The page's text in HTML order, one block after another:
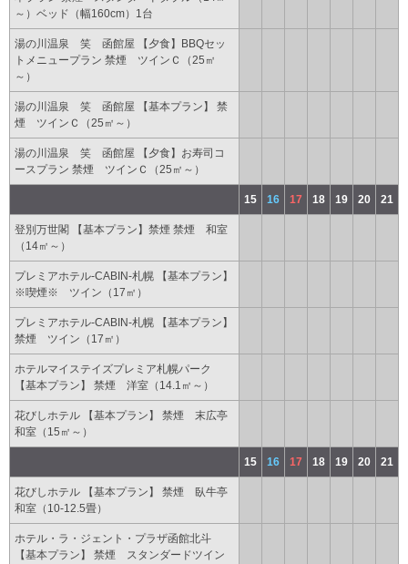
～）ベッド（幅160cm）1台
湯の川温泉 笑 函館屋 【夕食】BBQセッ
トメニュープラン 禁煙 ツインＣ（25㎡
～）
湯の川温泉 笑 函館屋 【基本プラン】 禁
煙 ツインＣ（25㎡～）
湯の川温泉 笑 函館屋 【夕食】お寿司コ
ースプラン 禁煙 ツインＣ（25㎡～）
15 16 17 18 19 20 21
登別万世閣 【基本プラン】禁煙 禁煙 和室
（14㎡～）
プレミアホテル-CABIN-札幌 【基本プラン】
※喫煙※ ツイン（17㎡）
プレミアホテル-CABIN-札幌 【基本プラン】
禁煙 ツイン（17㎡）
ホテルマイステイズプレミア札幌パーク
【基本プラン】 禁煙 洋室（14.1㎡～）
花びしホテル 【基本プラン】 禁煙 末広亭
和室（15㎡～）
15 16 17 18 19 20 21
花びしホテル 【基本プラン】 禁煙 臥牛亭
和室（10-12.5畳）
ホテル・ラ・ジェント・プラザ函館北斗
【基本プラン】 禁煙 スタンダードツイン